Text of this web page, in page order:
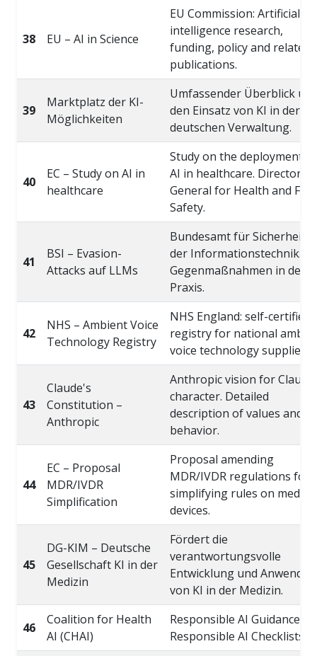
38 EU – AI in Science
EU Commission: Artificial
intelligence research,
funding, policy and related
publications.
39
Marktplatz der KI-
Möglichkeiten
Umfassender Überblick
den Einsatz von KI in der
deutschen Verwaltung.
40
EC – Study on AI in
healthcare
Study on the deployment of
AI in healthcare.
General for Health and
Safety.
41
BSI – Evasion-
Attacks auf LLMs
Bundesamt für Sicherheit
der Informationstechnik.
Gegenmaßnahmen in der
Praxis.
42
NHS – Ambient Voice
Technology Registry
NHS England: self-certified
registry for national
voice technology suppliers.
43
Claude's
Constitution –
Anthropic
Anthropic vision for
character. Detailed
description of values and
behavior.
44
EC – Proposal
MDR/IVDR
Simplification
Proposal amending
MDR/IVDR regulations for
simplifying rules on medical
devices.
45
DG-KIM – Deutsche
Gesellschaft KI in der
Medizin
Fördert die
verantwortungsvolle
Entwicklung und
von KI in der Medizin.
46
Coalition for Health
AI (CHAI)
Responsible AI Guidance
Responsible AI Checklists.